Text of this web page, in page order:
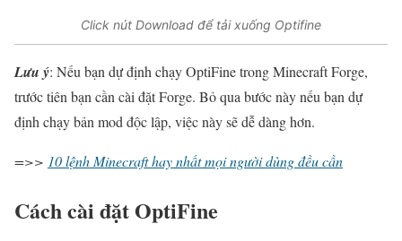
Click nút Download để tải xuống Optifine
Lưu ý: Nếu bạn dự định chạy OptiFine trong Minecraft Forge,
trước tiên bạn cần cài đặt Forge. Bỏ qua bước này nếu bạn dự
định chạy bản mod độc lập, việc này sẽ dễ dàng hơn.
=>> 10 lệnh Minecraft hay nhất mọi người dùng đều cần
Cách cài đặt OptiFine